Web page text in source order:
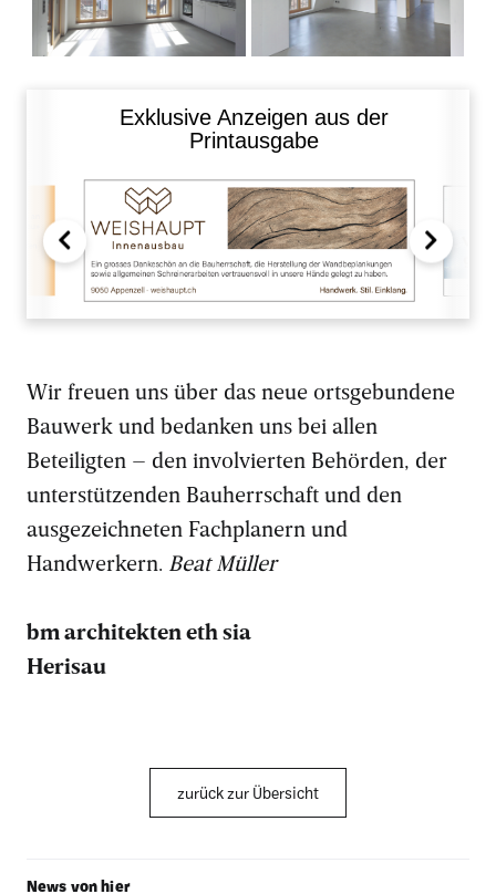
hell und freundlich.
Exklusive Anzeigen aus der
Printausgabe
Wir freuen uns über das neue ortsgebundene
Bauwerk und bedanken uns bei allen
Beteiligten – den involvierten Behörden, der
unterstützenden Bauherrschaft und den
ausgezeichneten Fachplanern und
Handwerkern. Beat Müller
bm architekten eth sia
Herisau
zurück zur Übersicht
News von hier